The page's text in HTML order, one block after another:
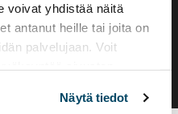
voivat yhdistää näitä
antanut heille tai joita on
palvelujaan. Voit
Näytä tiedot